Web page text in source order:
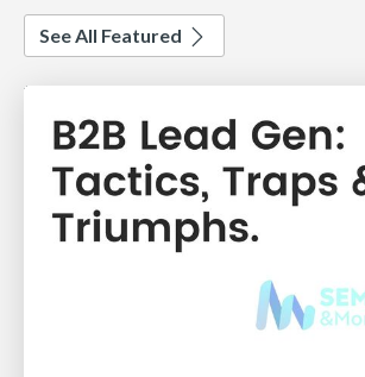
See All Featured